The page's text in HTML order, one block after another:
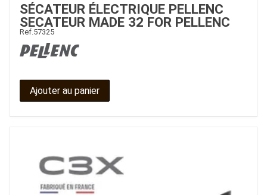
SÉCATEUR ÉLECTRIQUE PELLENC
SECATEUR MADE 32 FOR PELLENC
Ref. 57325
Ajouter au panier